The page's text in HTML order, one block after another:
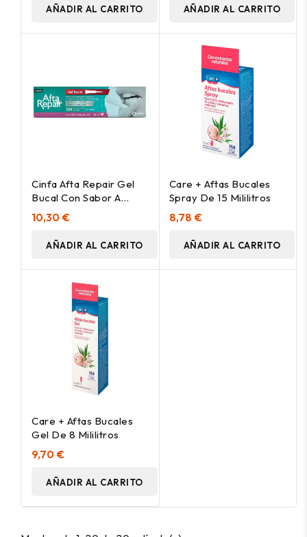
AÑADIR AL CARRITO AÑADIR AL CARRITO
Cinfa Afta Repair Gel
Bucal Con Sabor A
Frutos Del Bosque 15Ml
10,30 €
AÑADIR AL CARRITO
Care + Aftas Bucales
Spray De 15 Mililitros
8,78 €
AÑADIR AL CARRITO
Care + Aftas Bucales
Gel De 8 Mililitros
9,70 €
AÑADIR AL CARRITO